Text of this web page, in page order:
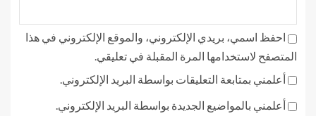
احفظ اسمي، بريدي الإلكتروني، والموقع الإلكتروني في هذا
المتصفح لاستخدامها المرة المقبلة في تعليقي.
أعلمني بمتابعة التعليقات بواسطة البريد الإلكتروني.
أعلمني بالمواضيع الجديدة بواسطة البريد الإلكتروني.